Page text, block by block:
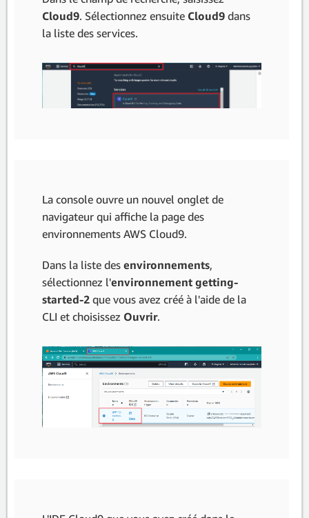
Cloud9. Sélectionnez ensuite Cloud9 dans
la liste des services.
La console ouvre un nouvel onglet de
navigateur qui affiche la page des
environnements AWS Cloud9.
Dans la liste des environnements,
sélectionnez l'environnement getting-
started-2 que vous avez créé à l'aide de la
CLI et choisissez Ouvrir.